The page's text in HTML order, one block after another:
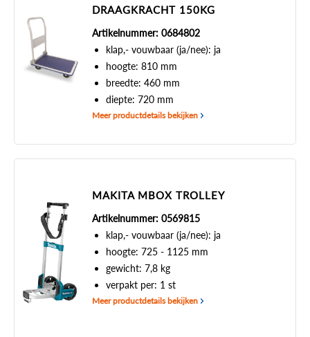
DRAAGKRACHT 150KG
Artikelnummer: 0684802
klap,- vouwbaar (ja/nee): ja
hoogte: 810 mm
breedte: 460 mm
diepte: 720 mm
Meer productdetails bekijken
MAKITA MBOX TROLLEY
Artikelnummer: 0569815
klap,- vouwbaar (ja/nee): ja
hoogte: 725 - 1125 mm
gewicht: 7,8 kg
verpakt per: 1 st
Meer productdetails bekijken